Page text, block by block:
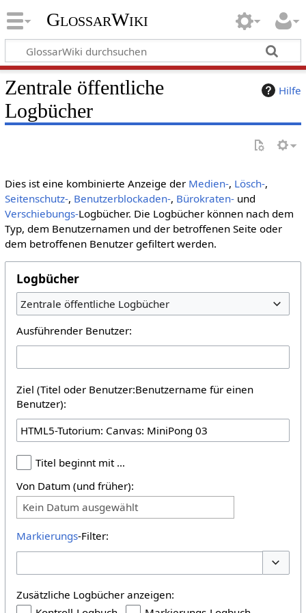
GlossarWiki
Hilfe
Zentrale öffentliche
Logbücher
Dies ist eine kombinierte Anzeige der Medien-, Lösch-,
Seitenschutz-, Benutzerblockaden-, Bürokraten-und
Verschiebungs-Logbücher. Die Logbücher können nach dem
Typ, dem Benutzernamen und der betroffenen Seite oder
dem betroffenen Benutzer gefiltert werden.
Logbücher
Zentrale öffentliche Logbücher
Ausführender Benutzer:
Ziel (Titel oder Benutzer:Benutzername für einen
Benutzer):
Titel beginnt mit …
Von Datum (und früher):
Kein Datum ausgewählt
Markierungs-Filter:
Zusätzliche Logbücher anzeigen: